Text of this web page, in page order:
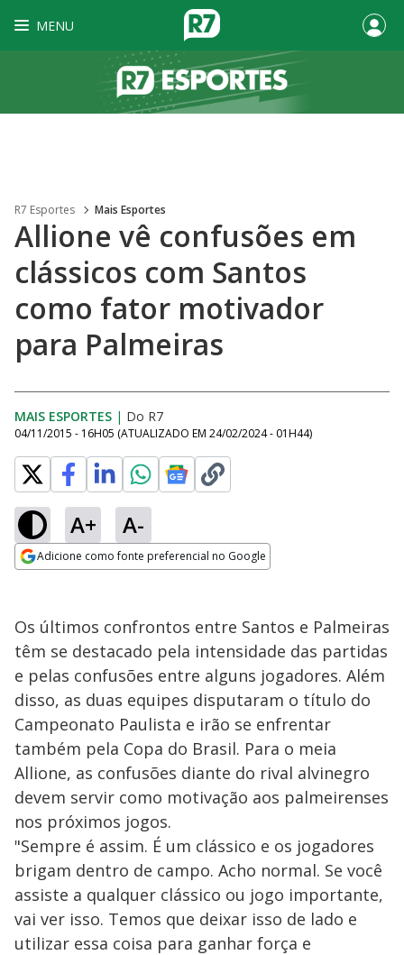
MENU
R7 Esportes Mais Esportes
Allione vê confusões em
clássicos com Santos
como fator motivador
para Palmeiras
MAIS ESPORTES | Do R7
04/11/2015 - 16H05 (ATUALIZADO EM 24/02/2024 - 01H44)
A+ A-
Adicione como fonte preferencial no Google
Os últimos confrontos entre Santos e Palmeiras
têm se destacado pela intensidade das partidas
e pelas confusões entre alguns jogadores. Além
disso, as duas equipes disputaram o título do
Campeonato Paulista e irão se enfrentar
também pela Copa do Brasil. Para o meia
Allione, as confusões diante do rival alvinegro
devem servir como motivação aos palmeirenses
nos próximos jogos.
"Sempre é assim. É um clássico e os jogadores
brigam dentro de campo. Acho normal. Se você
assiste a qualquer clássico ou jogo importante,
vai ver isso. Temos que deixar isso de lado e
utilizar essa coisa para ganhar força e